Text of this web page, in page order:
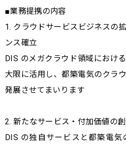
■業務提携の内容
1. クラウドサービスビジネスの
ンス確立
DIS のメガクラウド領域におけ
大限に活用し、都築電気のクラ
発展させてまいります
2. 新たなサービス・付加価値の
DIS の独自サービスと都築電